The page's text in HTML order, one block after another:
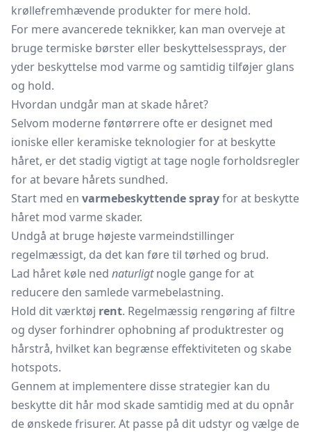
krøllefremhævende produkter for mere hold.
For mere avancerede teknikker, kan man overveje at
bruge termiske børster eller beskyttelsessprays, der
yder beskyttelse mod varme og samtidig tilføjer glans
og hold.
Hvordan undgår man at skade håret?
Selvom moderne føntørrere ofte er designet med
ioniske eller keramiske teknologier for at beskytte
håret, er det stadig vigtigt at tage nogle forholdsregler
for at bevare hårets sundhed.
Start med en varmebeskyttende sprayfor at beskytte
håret mod varme skader.
Undgå at bruge højeste varmeindstillinger
regelmæssigt, da det kan føre til tørhed og brud.
Lad håret køle ned naturligtnogle gange for at
reducere den samlede varmebelastning.
Hold dit værktøj rent. Regelmæssig rengøring af filtre
og dyser forhindrer ophobning af produktrester og
hårstrå, hvilket kan begrænse effektiviteten og skabe
hotspots.
Gennem at implementere disse strategier kan du
beskytte dit hår mod skade samtidig med at du opnår
de ønskede frisurer. At passe på dit udstyr og vælge de